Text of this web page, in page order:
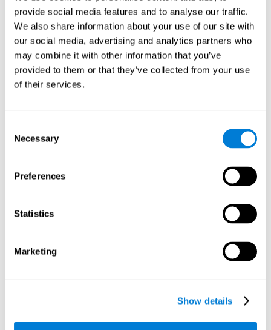
provide social media features and to analyse our traffic.
We also share information about your use of our site with
our social media, advertising and analytics partners who
may combine it with other information that you’ve
provided to them or that they’ve collected from your use
of their services.
Selection
Necessary
Preferences
Statistics
Marketing
Show details
когнитивные способности распределяются в
зависимости от оценки.
Анализируются данные о: сложных и непрерывных
моторных навыках, необходимом для перемещения
стимула времени, плавности движения, координации в
системе "глаз-рука", "глаз-глаз" и "глаз-нога".
уровней, кроме того, вычислительный блок назначает
для тренировок когнитивных уровней пользователя.
C) Индивидуальная тренировка, основанная на